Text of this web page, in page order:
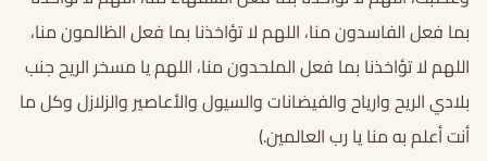
بما فعل الفاسدون منا، اللهم لا تؤاخذنا بما فعل الظالمون منا،
اللهم لا تؤاخذنا بما فعل الملحدون منا، اللهم يا مسخر الريح جنب
بلادي الريح وارياح والفيضانات والسيول والأعاصير والزلازل وكل ما
أنت أعلم به منا يا رب العالمين.)